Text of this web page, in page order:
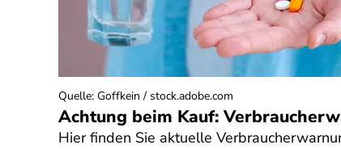
Achtung beim Kauf:
Hier finden Sie aktuelle
Quelle: Goffkein / stock.adobe.com